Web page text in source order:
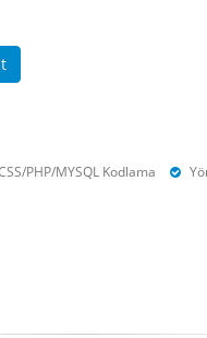
PHP/MYSQL Kodlama